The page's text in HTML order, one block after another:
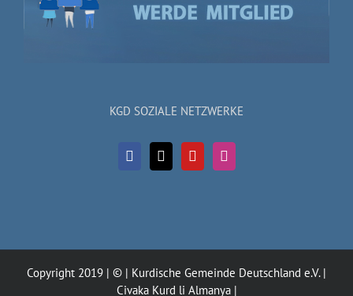
KGD SOZIALE NETZWERKE
Copyright 2019 | © | Kurdische Gemeinde Deutschland e.V. |
Civaka Kurd li Almanya |